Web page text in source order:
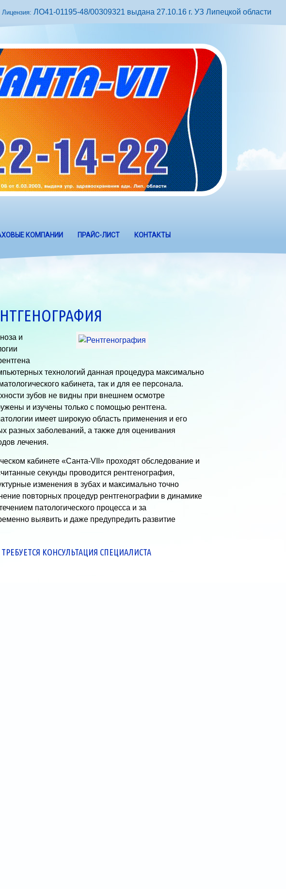
Лицензия: ЛО41-01195-48/00309321 выдана 27.10.16 г. УЗ Липецкой области
КОМПАНИИ ПРАЙС-ЛИСТ КОНТАКТЫ
и
технологий данная процедура максимально
кабинета, так и для ее персонала.
зубов не видны при внешнем осмотре
и изучены только с помощью рентгена.
имеет широкую область применения и его
разных заболеваний, а также для оценивания
лечения.
кабинете «Санта-VII» проходят обследование и
секунды проводится рентгенография,
изменения в зубах и максимально точно
повторных процедур рентгенографии в динамике
патологического процесса и за
выявить и даже предупредить развитие
КОНСУЛЬТАЦИЯ СПЕЦИАЛИСТА